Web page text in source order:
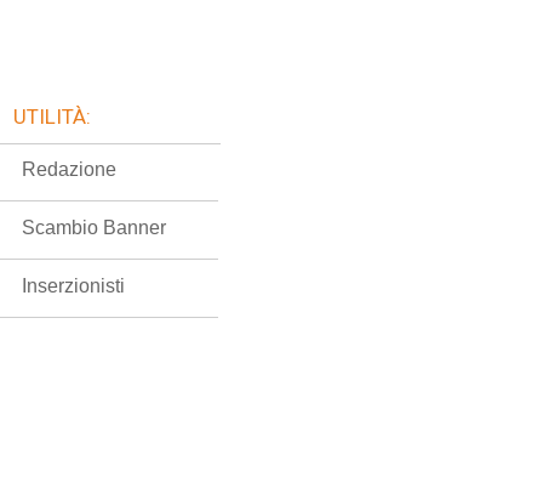
UTILITÀ:
Redazione
Scambio Banner
Inserzionisti